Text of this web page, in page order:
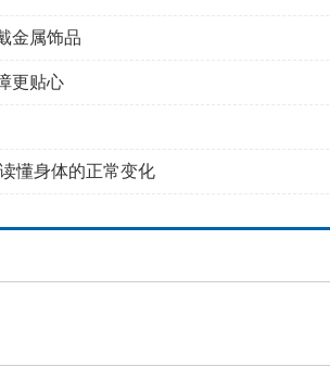
金属饰品
更贴心
懂身体的正常变化